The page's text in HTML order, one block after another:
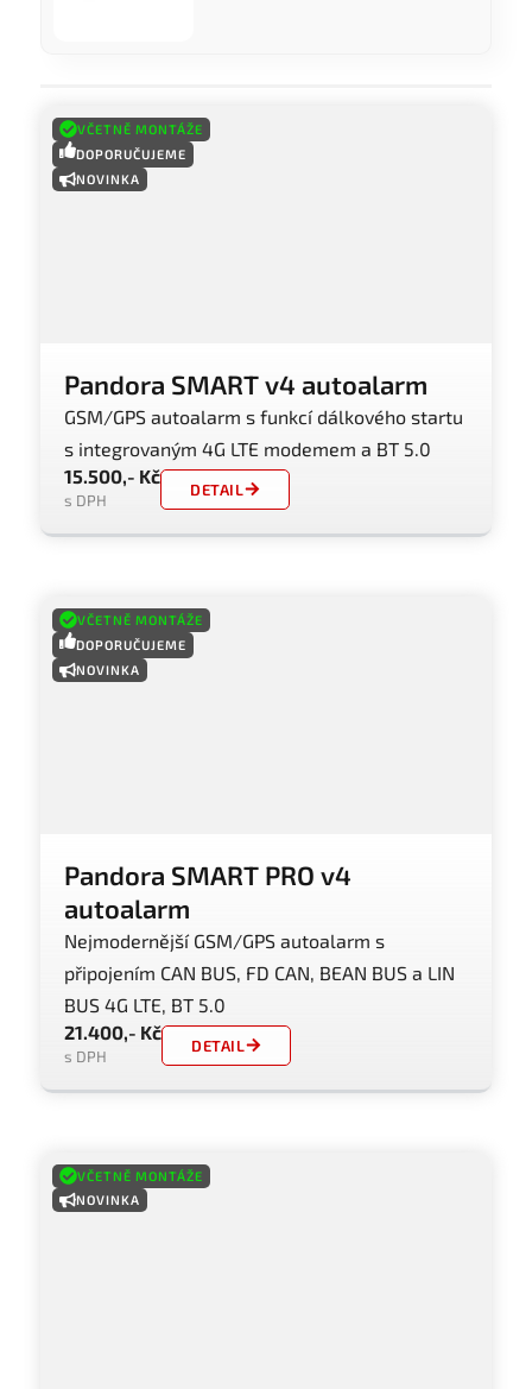
VČETNĚ MONTÁŽE
DOPORUČUJEME
NOVINKA
Pandora SMART v4 autoalarm
GSM/GPS autoalarm s funkcí dálkového startu
s integrovaným 4G LTE modemem a BT 5.0
15.500,- Kč
s DPH
DETAIL
VČETNĚ MONTÁŽE
DOPORUČUJEME
NOVINKA
Pandora SMART PRO v4
autoalarm
Nejmodernější GSM/GPS autoalarm s
připojením CAN BUS, FD CAN, BEAN BUS a LIN
BUS 4G LTE, BT 5.0
21.400,- Kč
s DPH
DETAIL
VČETNĚ MONTÁŽE
NOVINKA